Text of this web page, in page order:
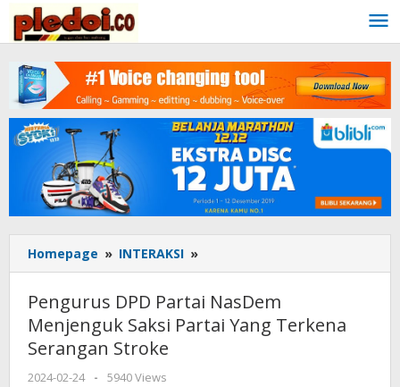
content
Homepage » INTERAKSI »
DPD
NasDem
Menjenguk
Pengurus DPD Partai NasDem
Menjenguk Saksi Partai Yang Terkena
Serangan Stroke
2024-02-24
by
-
5940 Views